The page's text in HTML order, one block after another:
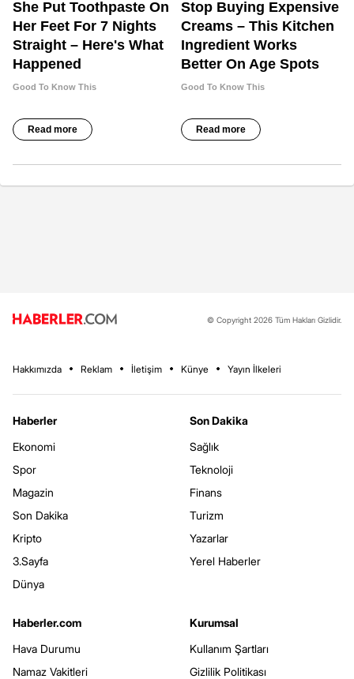
© Copyright 2026 Tüm Hakları Gizlidir.
Hakkımızda Reklam İletişim Künye Yayın İlkeleri
Haberler
Ekonomi
Spor
Magazin
Son Dakika
Kripto
3.Sayfa
Dünya
Son Dakika
Sağlık
Teknoloji
Finans
Turizm
Yazarlar
Yerel Haberler
Haberler.com
Hava Durumu
Namaz Vakitleri
Kurumsal
Kullanım Şartları
Gizlilik Politikası